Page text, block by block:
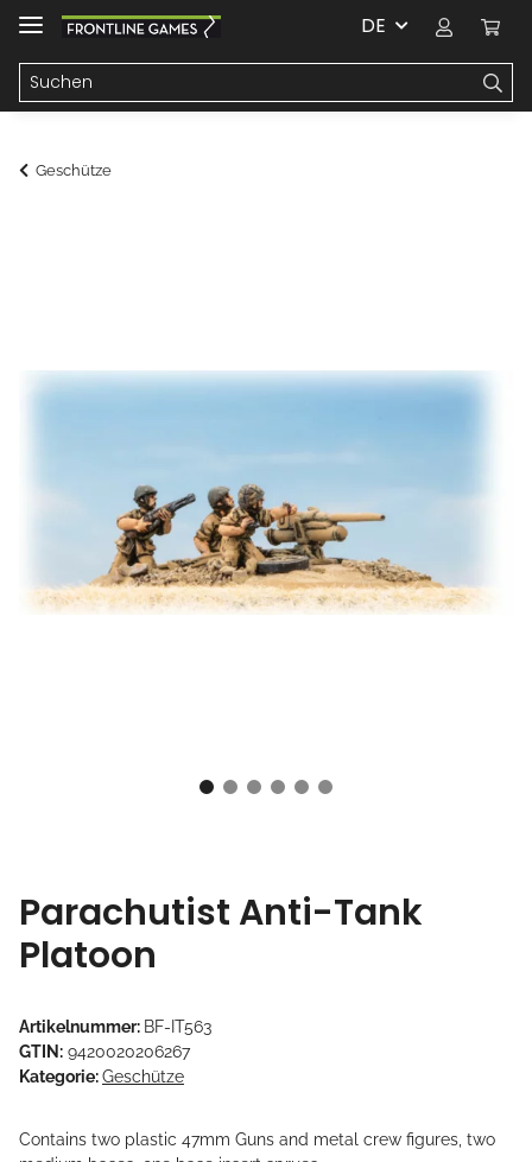
DE
Geschütze
Parachutist Anti-Tank
Platoon
Artikelnummer: BF-IT563
GTIN: 9420020206267
Kategorie:Geschütze
Contains two plastic 47mm Guns and metal crew figures, two